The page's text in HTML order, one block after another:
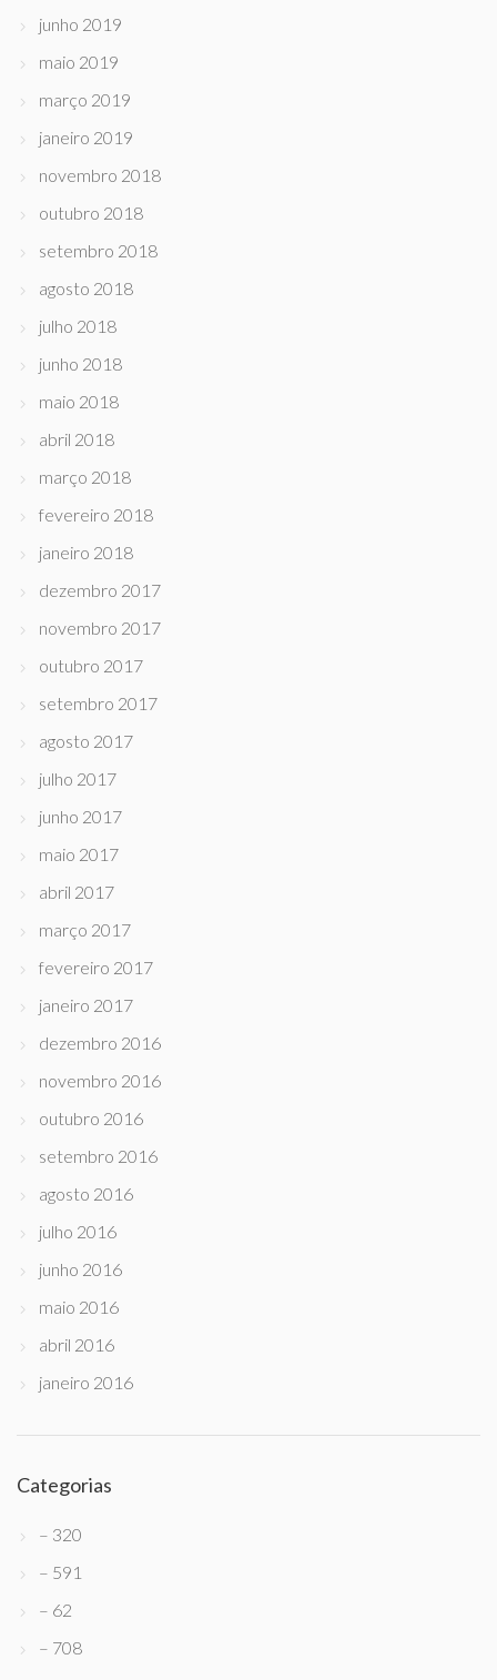
junho 2019
maio 2019
março 2019
janeiro 2019
novembro 2018
outubro 2018
setembro 2018
agosto 2018
julho 2018
junho 2018
maio 2018
abril 2018
março 2018
fevereiro 2018
janeiro 2018
dezembro 2017
novembro 2017
outubro 2017
setembro 2017
agosto 2017
julho 2017
junho 2017
maio 2017
abril 2017
março 2017
fevereiro 2017
janeiro 2017
dezembro 2016
novembro 2016
outubro 2016
setembro 2016
agosto 2016
julho 2016
junho 2016
maio 2016
abril 2016
janeiro 2016
Categorias
– 320
– 591
– 62
– 708